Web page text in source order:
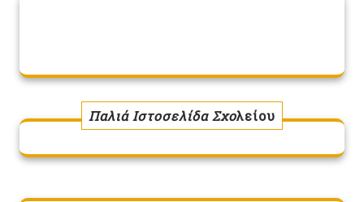
Παλιά Ιστοσελίδα Σχολείου